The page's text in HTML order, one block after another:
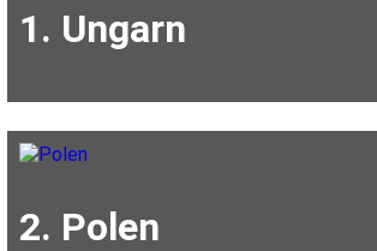
1. Ungarn
2. Polen